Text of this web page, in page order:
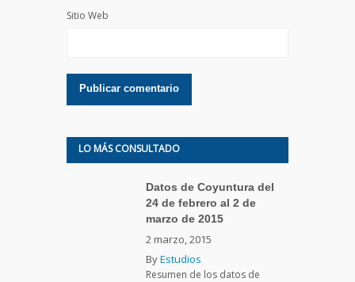
Sitio Web
LO MÁS CONSULTADO
Datos de Coyuntura del
24 de febrero al 2 de
marzo de 2015
2 marzo, 2015
ByEstudios
Resumen de los datos de